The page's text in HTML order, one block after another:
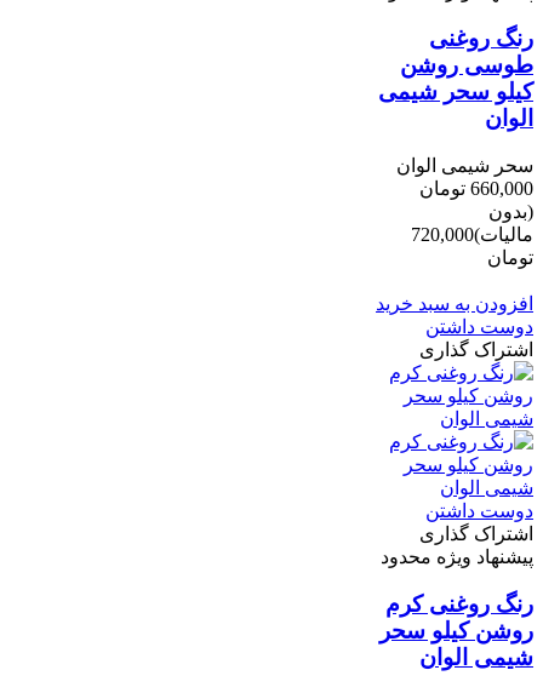
رنگ روغنی
طوسی روشن
کیلو سحر شیمی
الوان
سحر شیمی الوان
660,000 تومان
(بدون
مالیات)720,000
تومان
افزودن به سبد خرید
دوست داشتن
اشتراک گذاری
دوست داشتن
اشتراک گذاری
پیشنهاد ویژه محدود
رنگ روغنی کرم
روشن کیلو سحر
شیمی الوان